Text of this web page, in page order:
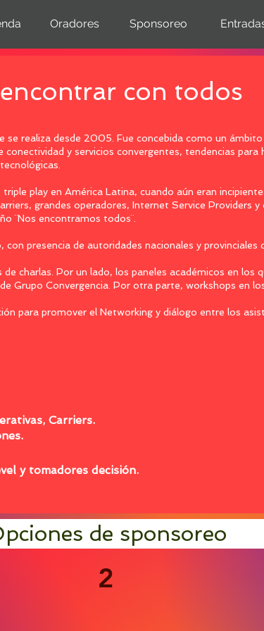
Oradores Sponsoreo
con todos
se realiza desde 2005. Fue concebida como un
y servicios convergentes, tendencias para
play en América Latina, cuando aún eran
grandes operadores, Internet Service Providers
¨Nos encontramos todos¨.
presencia de autoridades nacionales y provinciales
charlas. Por un lado, los paneles académicos en los
Grupo Convergencia. Por otra parte, workshops en
para promover el Networking y diálogo entre los
Carriers.
y tomadores decisión.
de sponsoreo
2